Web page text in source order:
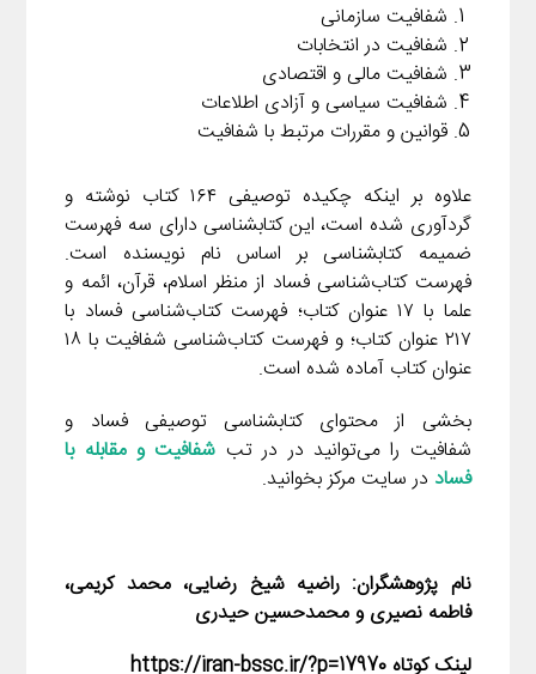
شفافیت سازمانی
شفافیت در انتخابات
شفافیت مالی و اقتصادی
شفافیت سیاسی و آزادی اطلاعات
قوانین و مقررات مرتبط با شفافیت
علاوه بر اینکه چکیده توصیفی ۱۶۴ کتاب نوشته و
گردآوری شده است، این کتابشناسی دارای سه فهرست
ضمیمه کتابشناسی بر اساس نام نویسنده است.
فهرست کتاب‌شناسی فساد از منظر اسلام، قرآن،‌ ائمه و
علما با ۱۷ عنوان کتاب؛ فهرست کتاب‌شناسی فساد با
۲۱۷ عنوان کتاب؛ و فهرست کتاب‌شناسی شفافیت با ۱۸
عنوان کتاب آماده شده است.
بخشی از محتوای کتابشناسی توصیفی فساد و
شفافیت را می‌توانید در در تب شفافیت و مقابله با
فساد در سایت مرکز بخوانید.
نام پژوهشگران:راضیه شیخ رضایی،محمد کریمی،
فاطمه نصیری و محمدحسین حیدری
لینک کوتاه https://iran-bssc.ir/?p=17970